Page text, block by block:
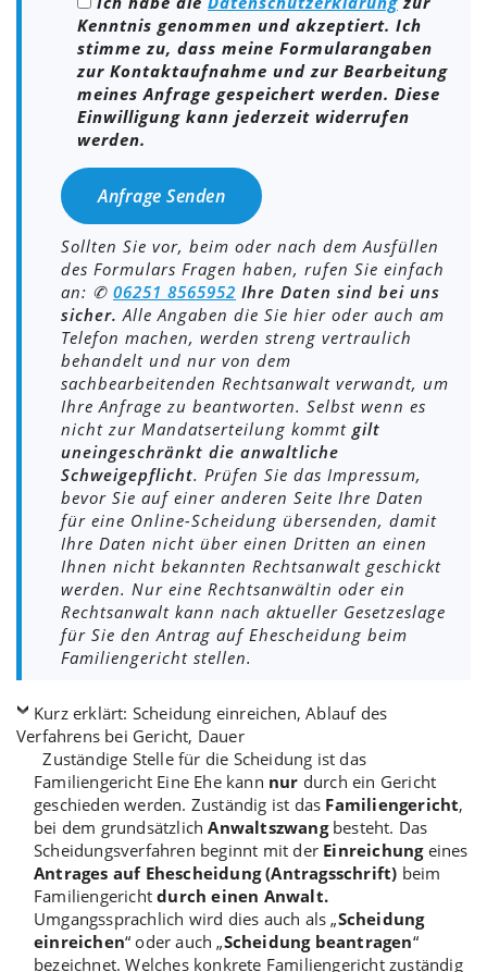
Kenntnis genommen und akzeptiert. Ich
stimme zu, dass meine Formularangaben
zur Kontaktaufnahme und zur Bearbeitung
meines Anfrage gespeichert werden. Diese
Einwilligung kann jederzeit widerrufen
werden.
Sollten Sie vor, beim oder nach dem Ausfüllen
des Formulars Fragen haben, rufen Sie einfach
an: ✆ 06251 8565952 Ihre Daten sind bei uns
sicher. Alle Angaben die Sie hier oder auch am
Telefon machen, werden streng vertraulich
behandelt und nur von dem
sachbearbeitenden Rechtsanwalt verwandt, um
Ihre Anfrage zu beantworten. Selbst wenn es
nicht zur Mandatserteilung kommt gilt
uneingeschränkt die anwaltliche
Schweigepflicht. Prüfen Sie das Impressum,
bevor Sie auf einer anderen Seite Ihre Daten
für eine Online-Scheidung übersenden, damit
Ihre Daten nicht über einen Dritten an einen
Ihnen nicht bekannten Rechtsanwalt geschickt
werden. Nur eine Rechtsanwältin oder ein
Rechtsanwalt kann nach aktueller Gesetzeslage
für Sie den Antrag auf Ehescheidung beim
Familiengericht stellen.
Kurz erklärt: Scheidung einreichen, Ablauf des
Verfahrens bei Gericht, Dauer
Zuständige Stelle für die Scheidung ist das
Familiengericht Eine Ehe kann nur durch ein Gericht
geschieden werden. Zuständig ist das Familiengericht,
bei dem grundsätzlichAnwaltszwangbesteht. Das
Scheidungsverfahren beginnt mit der Einreichungeines
Antrages auf Ehescheidung (Antragsschrift) beim
Familiengerichtdurch einen Anwalt.
Umgangssprachlich wird dies auch als „Scheidung
einreichen“ oder auch „Scheidung beantragen“
bezeichnet. Welches konkrete Familiengericht zuständig